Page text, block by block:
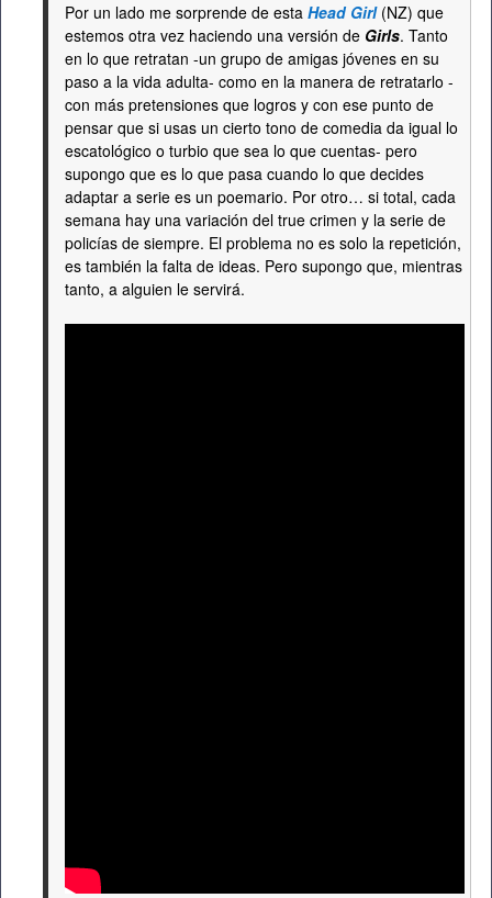
Por un lado me sorprende de esta Head Girl(NZ) que
estemos otra vez haciendo una versión de Girls. Tanto
en lo que retratan -un grupo de amigas jóvenes en su
paso a la vida adulta- como en la manera de retratarlo -
con más pretensiones que logros y con ese punto de
pensar que si usas un cierto tono de comedia da igual lo
escatológico o turbio que sea lo que cuentas- pero
supongo que es lo que pasa cuando lo que decides
adaptar a serie es un poemario. Por otro… si total, cada
semana hay una variación del true crimen y la serie de
policías de siempre. El problema no es solo la repetición,
es también la falta de ideas. Pero supongo que, mientras
tanto, a alguien le servirá.